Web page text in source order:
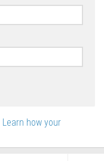
Learn how your